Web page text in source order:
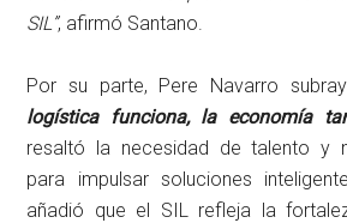
SIL”, afirmó Santano.
Por su parte, Pere Navarro
logística funciona, la economía
resaltó la necesidad de talento y
para impulsar soluciones
añadió que el SIL refleja la